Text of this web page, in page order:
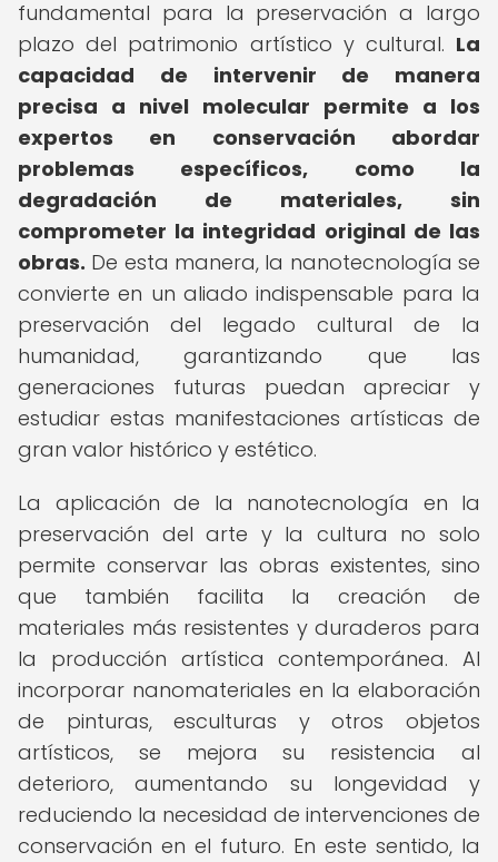
fundamental para la preservación a largo
plazo del patrimonio artístico y cultural. La
capacidad de intervenir de manera
precisa a nivel molecular permite a los
expertos en conservación abordar
problemas específicos, como la
degradación de materiales, sin
comprometer la integridad original de las
obras. De esta manera, la nanotecnología se
convierte en un aliado indispensable para la
preservación del legado cultural de la
humanidad, garantizando que las
generaciones futuras puedan apreciar y
estudiar estas manifestaciones artísticas de
gran valor histórico y estético.
La aplicación de la nanotecnología en la
preservación del arte y la cultura no solo
permite conservar las obras existentes, sino
que también facilita la creación de
materiales más resistentes y duraderos para
la producción artística contemporánea. Al
incorporar nanomateriales en la elaboración
de pinturas, esculturas y otros objetos
artísticos, se mejora su resistencia al
deterioro, aumentando su longevidad y
reduciendo la necesidad de intervenciones de
conservación en el futuro. En este sentido, la